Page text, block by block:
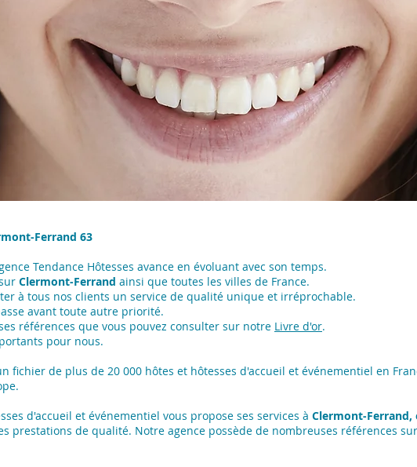
Ferrand 63
Tendance Hôtesses avance en évoluant avec son temps.
Clermont-Ferrand ainsi que toutes les villes de France.
à tous nos clients un service de qualité unique et irréprochable.
avant toute autre priorité.
références que vous pouvez consulter sur notre Livre d'or.
pour nous.
fichier de plus de 20 000 hôtes et hôtesses d'accueil et événementiel en
d'accueil et événementiel vous propose ses services à Clermont-Ferrand,
prestations de qualité. Notre agence possède de nombreuses références sur